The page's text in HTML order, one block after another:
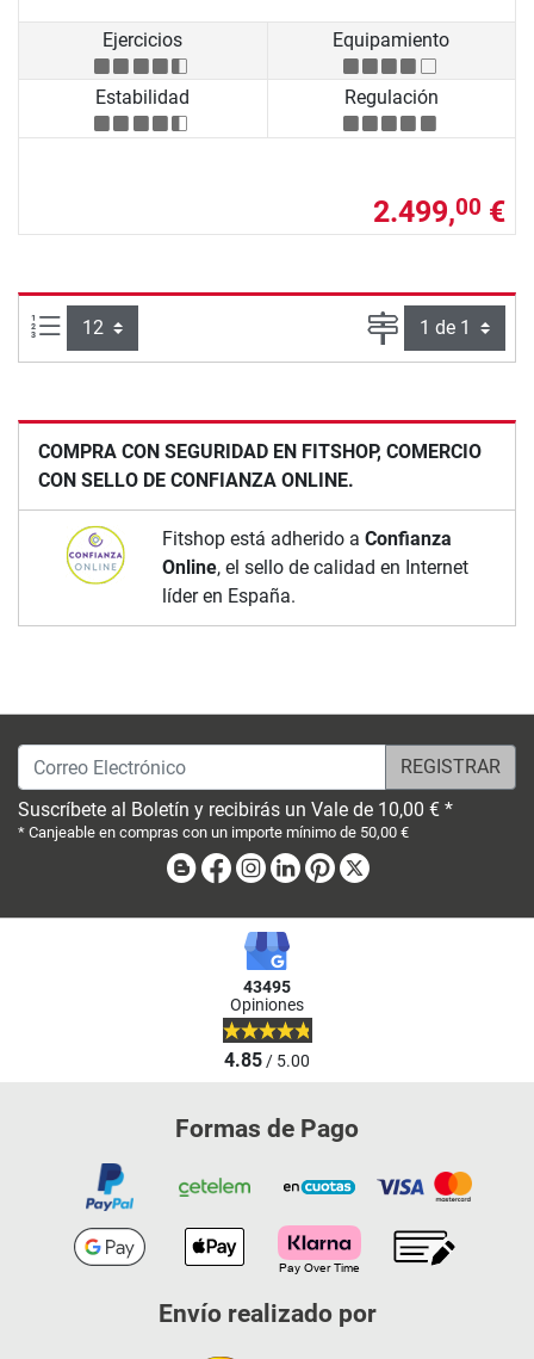
Ejercicios Equipamiento
Estabilidad Regulación
2.499,00 €
Artículos por página: Página
COMPRA CON SEGURIDAD EN FITSHOP, COMERCIO
CON SELLO DE CONFIANZA ONLINE.
Fitshop está adherido a Confianza
Online, el sello de calidad en Internet
líder en España.
Correo Electrónico
Suscríbete al Boletín y recibirás un Vale de 10,00 € *
* Canjeable en compras con un importe mínimo de 50,00 €
BlogFacebook
Instagram
LinkedinPinterest
43495
Opiniones
4.85/ 5.00
Formas de Pago
Envío realizado por